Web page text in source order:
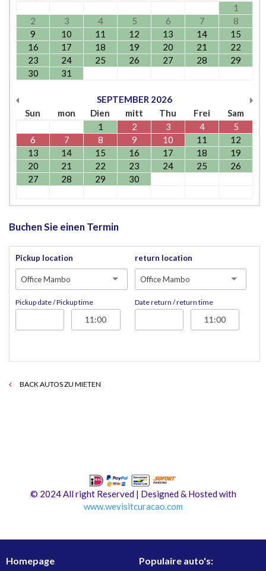
1
2
3 4 5 6 7
8
9
10 11 12 13 14
15
16
17 18 19 20 21
22
23
24 25 26 27 28
29
30
31
SEPTEMBER 2026
Sun
mon Dien mitt Thu Frei
Sam
1
2 3 4
5
6
7 8 9 10 11
12
13
14 15 16 17 18
19
20
21 22 23 24 25
26
27
28 29 30
Buchen Sie einen Termin
Pickup location
Office Mambo
Pickup date / Pickup time
return location
Office Mambo
Date return / return time
BACK AUTOS ZU MIETEN
© 2024 All right Reserved | Designed & Hosted with
www.wevisitcuracao.com
Homepage Populaire auto's: